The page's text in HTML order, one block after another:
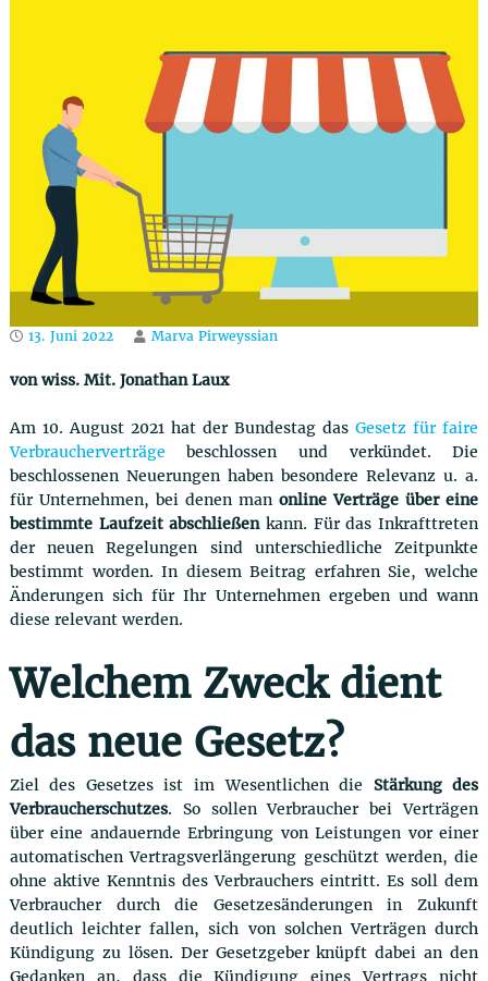
z
r
c
13. Juni 2022 Marva Pirweyssian
von wiss. Mit. Jonathan Laux
Am 10. August 2021 hat der Bundestag dasGesetz für faire
Verbraucherverträge beschlossen und verkündet. Die
beschlossenen Neuerungen haben besondere Relevanz u. a.
für Unternehmen, bei denen man online Verträge über eine
bestimmte Laufzeit abschließenkann. Für das Inkrafttreten
der neuen Regelungen sind unterschiedliche Zeitpunkte
bestimmt worden. In diesem Beitrag erfahren Sie, welche
Änderungen sich für Ihr Unternehmen ergeben und wann
diese relevant werden.
Welchem Zweck dient
das neue Gesetz?
Ziel des Gesetzes ist im Wesentlichen die Stärkung des
Verbraucherschutzes. So sollen Verbraucher bei Verträgen
über eine andauernde Erbringung von Leistungen vor einer
automatischen Vertragsverlängerung geschützt werden, die
ohne aktive Kenntnis des Verbrauchers eintritt. Es soll dem
Verbraucher durch die Gesetzesänderungen in Zukunft
deutlich leichter fallen, sich von solchen Verträgen durch
Kündigung zu lösen. Der Gesetzgeber knüpft dabei an den
Gedanken an, dass die Kündigung eines Vertrags nicht